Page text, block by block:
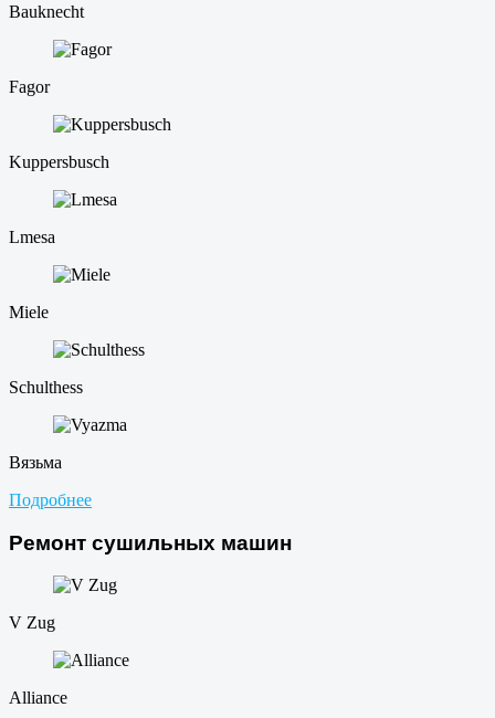
Bauknecht
Fagor
Kuppersbusch
Lmesa
Miele
Schulthess
Вязьма
Подробнее
Ремонт сушильных машин
V Zug
Alliance